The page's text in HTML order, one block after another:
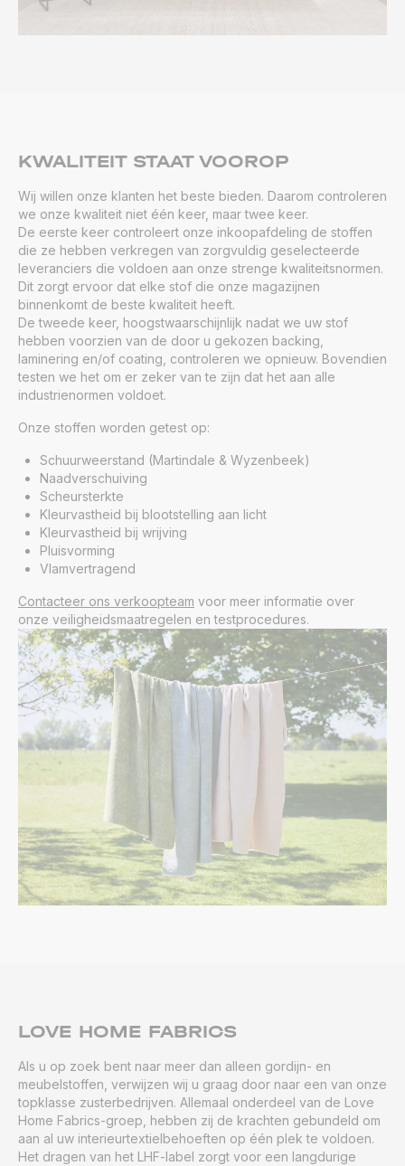
KWALITEIT STAAT VOOROP
Wij willen onze klanten het beste bieden. Daarom controleren
we onze kwaliteit niet één keer, maar twee keer.
De eerste keer controleert onze inkoopafdeling de stoffen
die ze hebben verkregen van zorgvuldig geselecteerde
leveranciers die voldoen aan onze strenge kwaliteitsnormen.
Dit zorgt ervoor dat elke stof die onze magazijnen
binnenkomt de beste kwaliteit heeft.
De tweede keer, hoogstwaarschijnlijk nadat we uw stof
hebben voorzien van de door u gekozen backing,
laminering en/of coating, controleren we opnieuw. Bovendien
testen we het om er zeker van te zijn dat het aan alle
industrienormen voldoet.
Onze stoffen worden getest op:
Schuurweerstand (Martindale & Wyzenbeek)
Naadverschuiving
Scheursterkte
Kleurvastheid bij blootstelling aan licht
Kleurvastheid bij wrijving
Pluisvorming
Vlamvertragend
Contacteer ons verkoopteam voor meer informatie over
onze veiligheidsmaatregelen en testprocedures.
LOVE HOME FABRICS
Als u op zoek bent naar meer dan alleen gordijn- en
meubelstoffen, verwijzen wij u graag door naar een van onze
topklasse zusterbedrijven. Allemaal onderdeel van de Love
Home Fabrics-groep, hebben zij de krachten gebundeld om
aan al uw interieurtextielbehoeften op één plek te voldoen.
Het dragen van het LHF-label zorgt voor een langdurige